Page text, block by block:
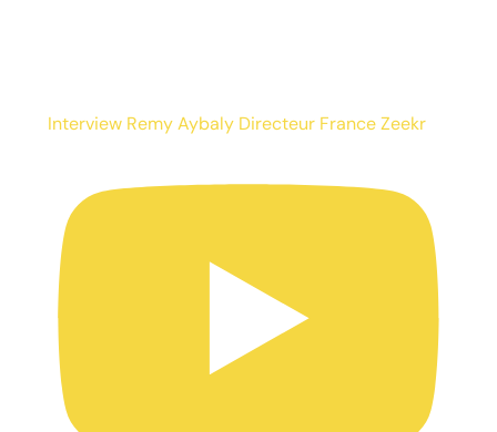
Interview Remy Aybaly Directeur France Zeekr